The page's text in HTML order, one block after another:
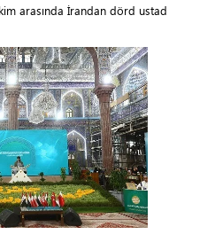
arasında İrandan dörd ustad